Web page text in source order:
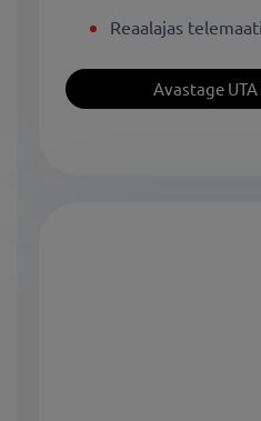
Reaalajas
Avastage